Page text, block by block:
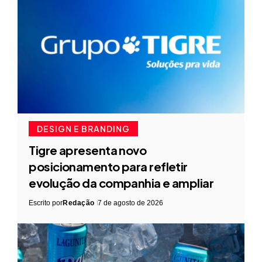
DESIGN E BRANDING
Tigre apresenta novo
posicionamento para refletir
evolução da companhia e ampliar
Escrito porRedação 7 de agosto de 2026